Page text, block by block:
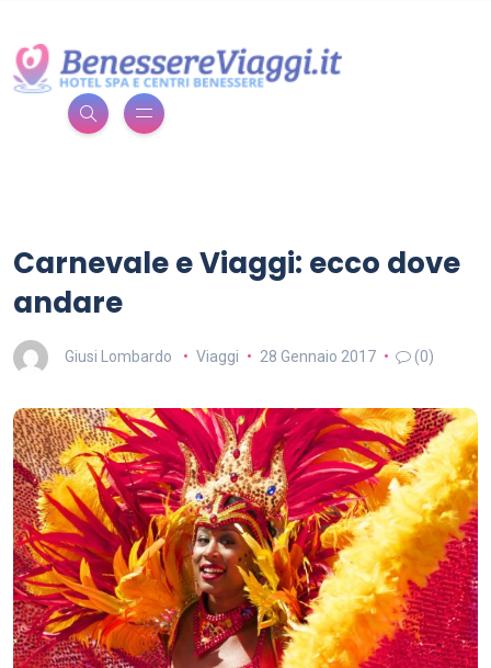
Carnevale e Viaggi: ecco dove
andare
Giusi Lombardo Viaggi 28 Gennaio 2017 (0)